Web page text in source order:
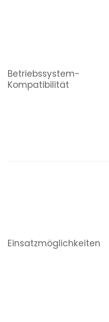
Betriebssystem-
Kompatibilität
Einsatzmöglichkeiten